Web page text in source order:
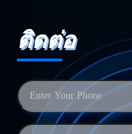
ติดต่อ